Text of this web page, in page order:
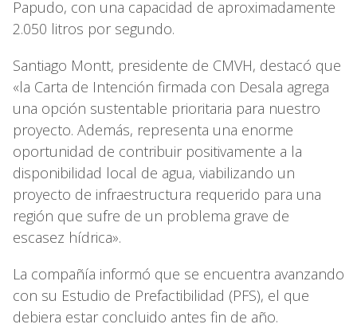
Papudo, con una capacidad de aproximadamente
2.050 litros por segundo.
Santiago Montt, presidente de CMVH, destacó que
«la Carta de Intención firmada con Desala agrega
una opción sustentable prioritaria para nuestro
proyecto. Además, representa una enorme
oportunidad de contribuir positivamente a la
disponibilidad local de agua, viabilizando un
proyecto de infraestructura requerido para una
región que sufre de un problema grave de
escasez hídrica».
La compañía informó que se encuentra avanzando
con su Estudio de Prefactibilidad (PFS), el que
debiera estar concluido antes fin de año.